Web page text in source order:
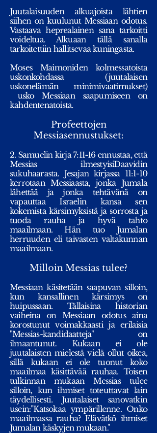
Juutalaisuuden alkuajoista lähtien
siihen on kuulunut Messiaan odotus.
Vastaava heprealainen sana tarkoitti
voideltua. Alkuaan tällä sanalla
tarkoitettiin hallitsevaa kuningasta.
Moses Maimoniden kolmessatoista
uskonkohdassa (juutalaisen
uskonelämän minimivaatimukset)
usko Messiaan saapumiseen on
kahdentenatoista.
Profeettojen
Messiasennustukset:
2. Samuelin kirja 7:11-16 ennustaa, että
Messias ilmestyisiDaavidin
sukuhaarasta. Jesajan kirjassa 11:1-10
kerrotaan Messiaasta, jonka Jumala
lähettää ja jonka tehtävänä on
vapauttaa Israelin kansa sen
kokemista kärsimyksistä ja sorrosta ja
tuoda rauha ja hyvä tahto
maailmaan. Hän tuo Jumalan
herruuden eli taivasten valtakunnan
maailmaan.
Milloin Messias tulee?
Messiaan käsitetään saapuvan silloin,
kun kansallinen kärsimys on
huipussaan. Tällaisina historian
vaiheina on Messiaan odotus aina
korostunut voimakkaasti ja erilaisia
"Messias-kandidaatteja" on
ilmaantunut. Kukaan ei ole
juutalaisten mielestä vielä ollut oikea,
sillä kukaan ei ole tuonut koko
maailmaa käsittävää rauhaa. Toisen
tulkinnan mukaan Messias tulee
silloin, kun ihmiset toteuttavat lain
täydellisesti. Juutalaiset sanovatkin
usein:"Katsokaa ympärillenne. Onko
maailmassa rauha? Elävätkö ihmiset
Jumalan käskyjen mukaan."